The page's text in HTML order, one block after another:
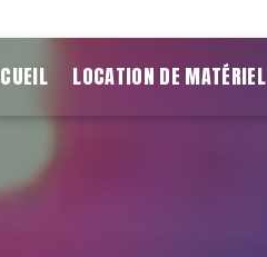
LOCATION DE MATÉRIEL